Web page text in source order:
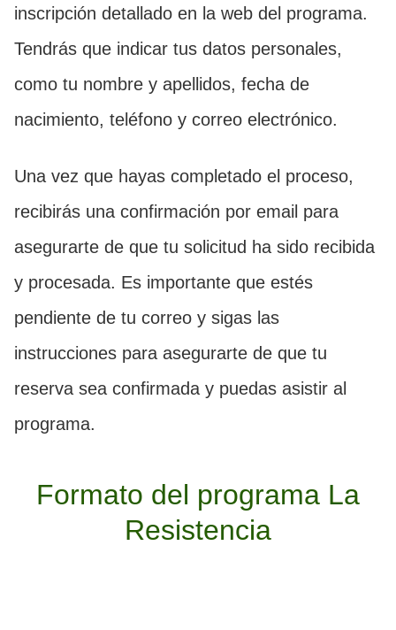
inscripción detallado en la web del programa.
Tendrás que indicar tus datos personales,
como tu nombre y apellidos, fecha de
nacimiento, teléfono y correo electrónico.
Una vez que hayas completado el proceso,
recibirás una confirmación por email para
asegurarte de que tu solicitud ha sido recibida
y procesada. Es importante que estés
pendiente de tu correo y sigas las
instrucciones para asegurarte de que tu
reserva sea confirmada y puedas asistir al
programa.
Formato del programa La
Resistencia